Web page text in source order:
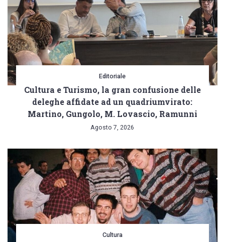
Editoriale
Cultura e Turismo, la gran confusione delle
deleghe affidate ad un quadriumvirato:
Martino, Gungolo, M. Lovascio, Ramunni
Agosto 7, 2026
Cultura